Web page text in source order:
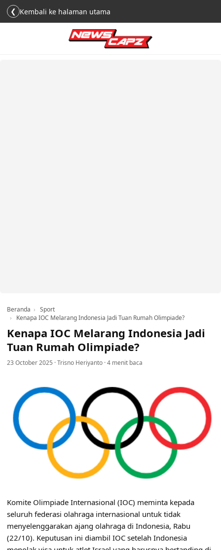
❮ Kembali ke halaman utama
Beranda
Sport
Kenapa IOC Melarang Indonesia Jadi Tuan Rumah Olimpiade?
Kenapa IOC Melarang Indonesia Jadi
Tuan Rumah Olimpiade?
23 October 2025 ·Trisno Heriyanto ·4 menit baca
Komite Olimpiade Internasional (IOC) meminta kepada
seluruh federasi olahraga internasional untuk tidak
menyelenggarakan ajang olahraga di Indonesia, Rabu
(22/10). Keputusan ini diambil IOC setelah Indonesia